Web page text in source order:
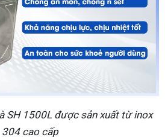
SH 1500L được sản xuất từ inox
304 cao cấp